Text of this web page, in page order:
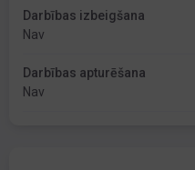
Darbības izbeigšana
Nav
Darbības apturēšana
Nav